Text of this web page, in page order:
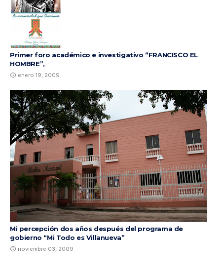
Primer foro académico e investigativo “FRANCISCO EL
HOMBRE”,
enero 19, 2009
Mi percepción dos años después del programa de
gobierno “Mi Todo es Villanueva”
noviembre 03, 2009